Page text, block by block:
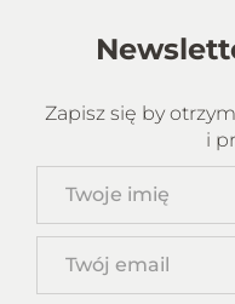
Zapisz się by
i
imię
email